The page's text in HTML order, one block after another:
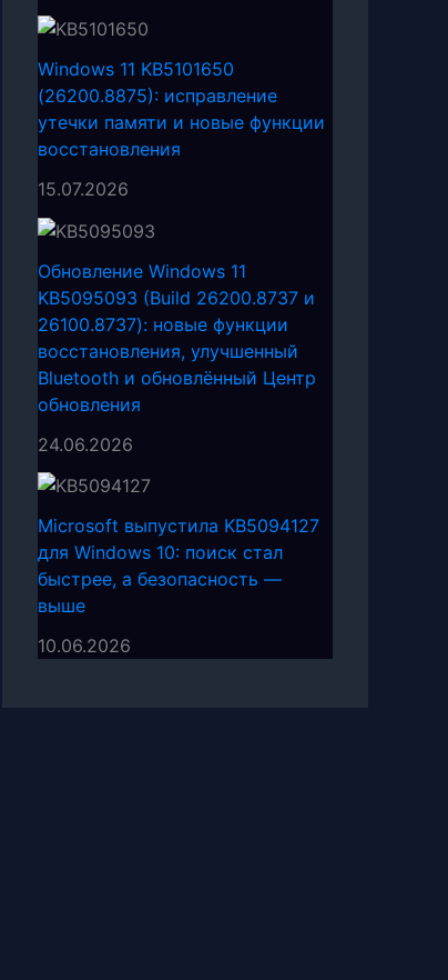
Windows 11 KB5101650
(26200.8875): исправление
утечки памяти и новые функции
восстановления
15.07.2026
Обновление Windows 11
KB5095093 (Build 26200.8737 и
26100.8737): новые функции
восстановления, улучшенный
Bluetooth и обновлённый Центр
обновления
24.06.2026
Microsoft выпустила KB5094127
для Windows 10: поиск стал
быстрее, а безопасность —
выше
10.06.2026